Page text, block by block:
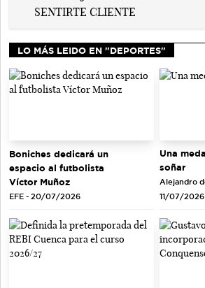
LO MÁS LEIDO EN "DEPORTES"
Boniches dedicará un
espacio al futbolista
Víctor Muñoz
EFE - 20/07/2026
Una
soñar
Alejandro
11/07/2026